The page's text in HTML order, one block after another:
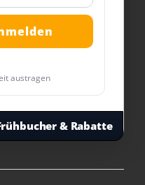
austragen
& Rabatte